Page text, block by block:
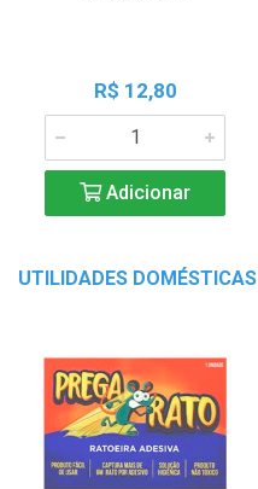
R$ 12,80
Adicionar
UTILIDADES DOMÉSTICAS